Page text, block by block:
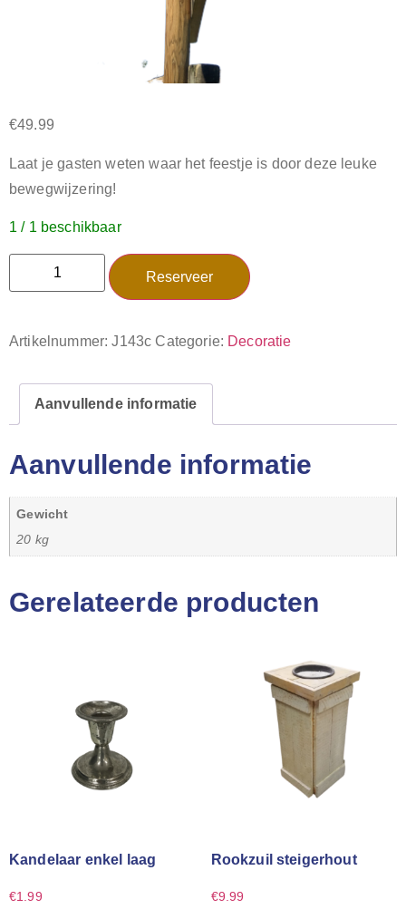
€49.99
Laat je gasten weten waar het feestje is door deze leuke
bewegwijzering!
1 / 1 beschikbaar
Reserveer
Artikelnummer:J143c Categorie: Decoratie
Aanvullende informatie
Aanvullende informatie
Gewicht
20 kg
Gerelateerde producten
Kandelaar enkel laag
€1.99
Rookzuil steigerhout
€9.99